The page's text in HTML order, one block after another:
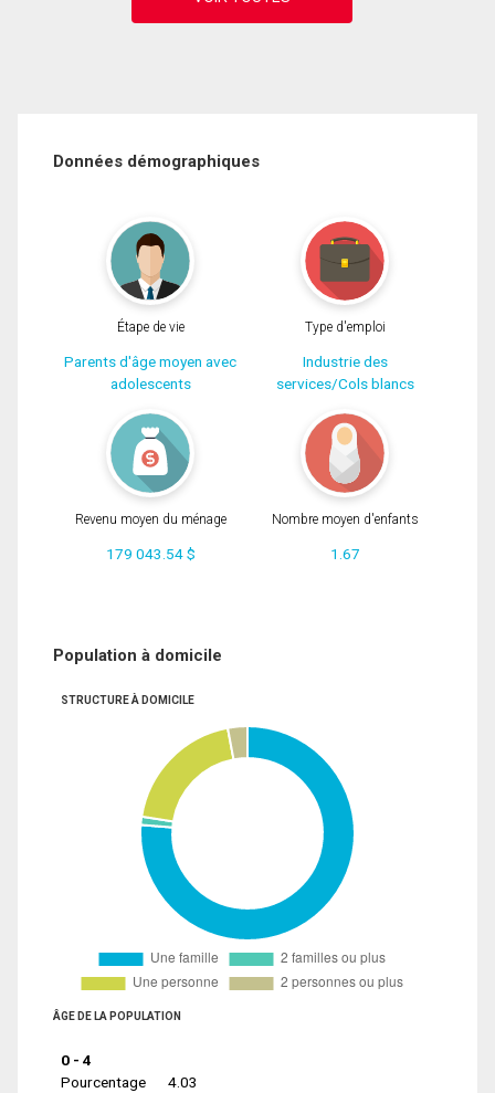
Données démographiques
Étape de vie
Parents d'âge moyen avec
adolescents
Type d'emploi
Industrie des
services/Cols blancs
Revenu moyen du ménage
179 043.54 $
Nombre moyen d'enfants
1.67
Population à domicile
STRUCTURE À DOMICILE
ÂGE DE LA POPULATION
0 - 4
Pourcentage
4.03